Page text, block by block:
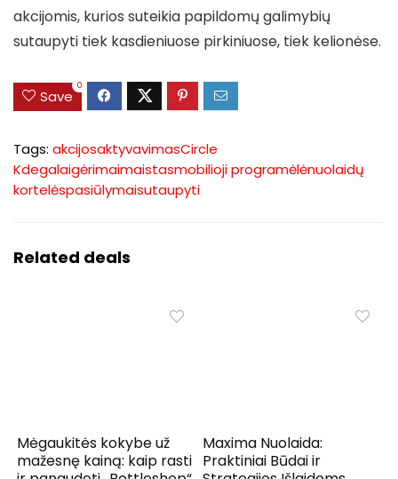
akcijomis, kurios suteikia papildomų galimybių
sutaupyti tiek kasdieniuose pirkiniuose, tiek kelionėse.
Save
0
Tags: akcijosaktyvavimasCircle
Kdegalaigėrimaimaistasmobilioji programėlėnuolaidų
kortelėspasiūlymaisutaupyti
Related deals
Mėgaukitės kokybe už
mažesnę kainą: kaip rasti
Maxima Nuolaida:
Praktiniai Būdai ir